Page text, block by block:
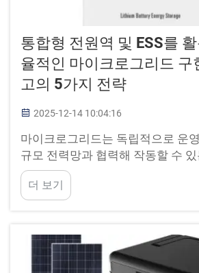
통합형 전원역 및 ESS를
율적인 마이크로그리드 구
고의 5가지 전략
2025-12-14 10:04:16
마이크로그리드는 독립적으로 운
규모 전력망과 협력해 작동할 수
네트워크입니다. 특히 폭풍우나 정
안정적으로 공급하는 데 도움을 줍
형 휴대용 전원스테이션 OEM과 ...
더 보기